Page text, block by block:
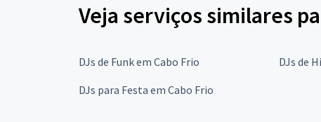
Veja serviços similares
DJs de Funk em Cabo Frio DJs de
DJs para Festa em Cabo Frio